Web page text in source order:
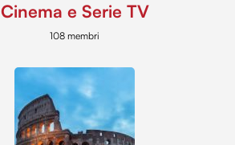
Cinema e Serie TV
108 membri